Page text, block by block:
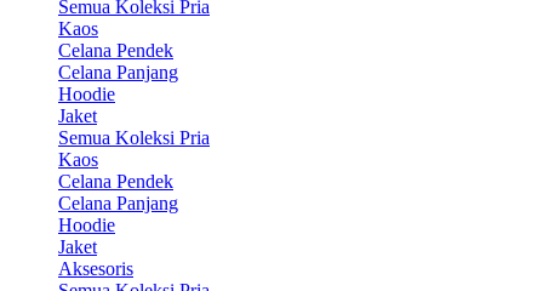
Semua Koleksi Pria
Kaos
Celana Pendek
Celana Panjang
Hoodie
Jaket
Semua Koleksi Pria
Kaos
Celana Pendek
Celana Panjang
Hoodie
Jaket
Aksesoris